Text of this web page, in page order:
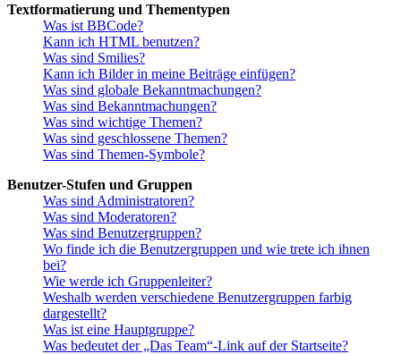
Textformatierung und Thementypen
Was ist BBCode?
Kann ich HTML benutzen?
Was sind Smilies?
Kann ich Bilder in meine Beiträge einfügen?
Was sind globale Bekanntmachungen?
Was sind Bekanntmachungen?
Was sind wichtige Themen?
Was sind geschlossene Themen?
Was sind Themen-Symbole?
Benutzer-Stufen und Gruppen
Was sind Administratoren?
Was sind Moderatoren?
Was sind Benutzergruppen?
Wo finde ich die Benutzergruppen und wie trete ich ihnen
bei?
Wie werde ich Gruppenleiter?
Weshalb werden verschiedene Benutzergruppen farbig
dargestellt?
Was ist eine Hauptgruppe?
Was bedeutet der „Das Team“-Link auf der Startseite?